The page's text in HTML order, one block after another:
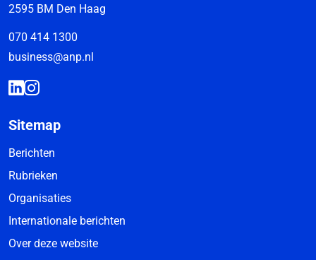
2595 BM Den Haag
070 414 1300
business@anp.nl
Sitemap
Berichten
Rubrieken
Organisaties
Internationale berichten
Over deze website